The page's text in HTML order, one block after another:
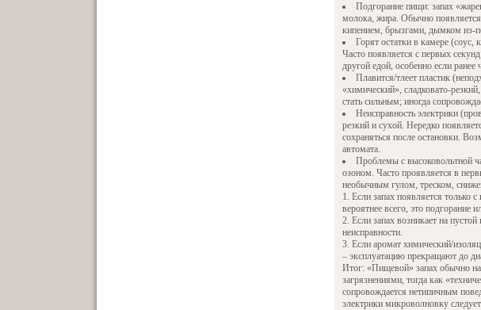
Подгорание пищи: запах
молока, жира. Обычно появляется
кипением, брызгами, дымком из-
Горят остатки в камере
Часто появляется с первых
другой едой, особенно если ранее
Плавится/тлеет пластик
«химический», сладковато-
стать сильным; иногда
Неисправность электрики
резкий и сухой. Нередко
сохраняться после остановки.
автомата.
Проблемы с высоковольтной
озоном. Часто проявляется в
необычным гулом, треском,
Если запах появляется только
вероятнее всего, это подгорание
Если запах возникает на
неисправности.
Если аромат химический/
– эксплуатацию прекращают до
Итог: «Пищевой» запах обычно
загрязнениями, тогда как
сопровождается нетипичным
электрики микроволновку